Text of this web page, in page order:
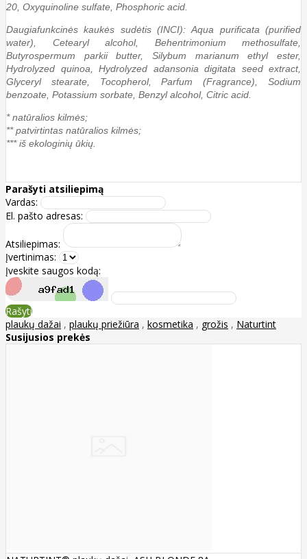
20, Oxyquinoline sulfate, Phosphoric acid.
Daugiafunkcinės kaukės sudėtis (INCI): Aqua purificata (purified
water), Cetearyl alcohol, Behentrimonium methosulfate,
Butyrospermum parkii butter, Silybum marianum ethyl ester,
Hydrolyzed quinoa, Hydrolyzed adansonia digitata seed extract,
Glyceryl stearate, Tocopherol, Parfum (Fragrance), Sodium
benzoate, Potassium sorbate, Benzyl alcohol, Citric acid.
* natūralios kilmės;
** patvirtintas natūralios kilmės;
*** iš ekologinių ūkių.
Parašyti atsiliepimą
Vardas:
El. pašto adresas:
Atsiliepimas:
Įvertinimas:
Įveskite saugos kodą:
Rašyti
plaukų dažai , plaukų priežiūra , kosmetika , grožis , Naturtint
Susijusios prekės